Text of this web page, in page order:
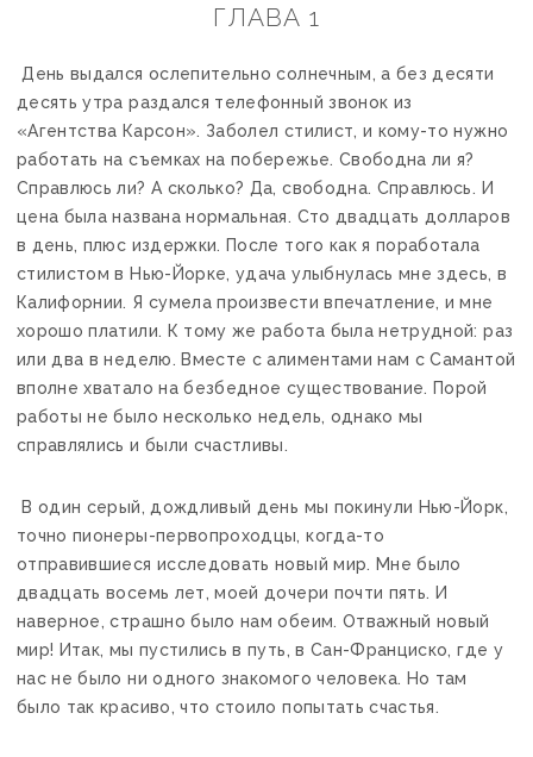
ГЛАВА 1
День выдался ослепительно солнечным, а без десяти
десять утра раздался телефонный звонок из
«Агентства Карсон». Заболел стилист, и кому-то нужно
работать на съемках на побережье. Свободна ли я?
Справлюсь ли? А сколько? Да, свободна. Справлюсь. И
цена была названа нормальная. Сто двадцать долларов
в день, плюс издержки. После того как я поработала
стилистом в Нью-Йорке, удача улыбнулась мне здесь, в
Калифорнии. Я сумела произвести впечатление, и мне
хорошо платили. К тому же работа была нетрудной: раз
или два в неделю. Вместе с алиментами нам с Самантой
вполне хватало на безбедное существование. Порой
работы не было несколько недель, однако мы
справлялись и были счастливы.
В один серый, дождливый день мы покинули Нью-Йорк,
точно пионеры-первопроходцы, когда-то
отправившиеся исследовать новый мир. Мне было
двадцать восемь лет, моей дочери почти пять. И
наверное, страшно было нам обеим. Отважный новый
мир! Итак, мы пустились в путь, в Сан-Франциско, где у
нас не было ни одного знакомого человека. Но там
было так красиво, что стоило попытать счастья.